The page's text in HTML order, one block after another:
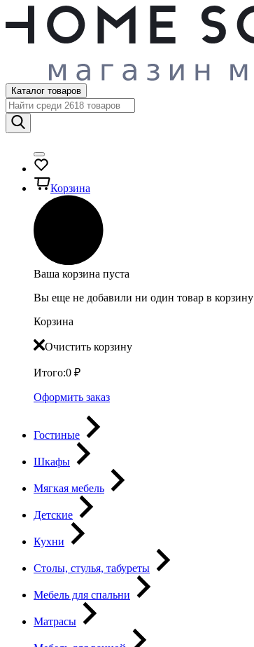
Каталог товаров
Корзина
Ваша корзина пуста
Вы еще не добавили ни один товар в корзину
Корзина
Очистить корзину
Итого:0 ₽
Оформить заказ
Гостиные
Шкафы
Мягкая мебель
Детские
Кухни
Столы, стулья, табуреты
Мебель для спальни
Матрасы